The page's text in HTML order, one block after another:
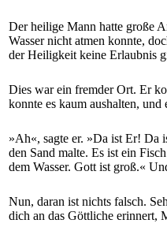
Der heilige Mann hatte große
Wasser nicht atmen konnte,
der Heiligkeit keine Erlaubnis
Dies war ein fremder Ort. Er
konnte es kaum aushalten,
»Ah«, sagte er. »Da ist Er! Da
den Sand malte. Es ist ein
dem Wasser. Gott ist groß.«
Nun, daran ist nichts falsch.
dich an das Göttliche erinnert,